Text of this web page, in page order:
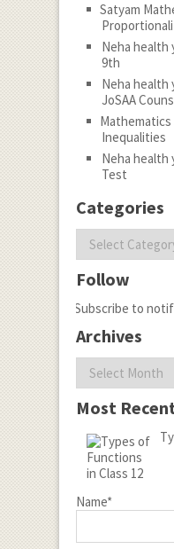
Satyam
Neha health
9th
Neha health
JoSAA
Mathematics
Inequalities
Neha health
Test
Categories
Categories
Follow
Subscribe to
Archives
Archives
Most
Name*